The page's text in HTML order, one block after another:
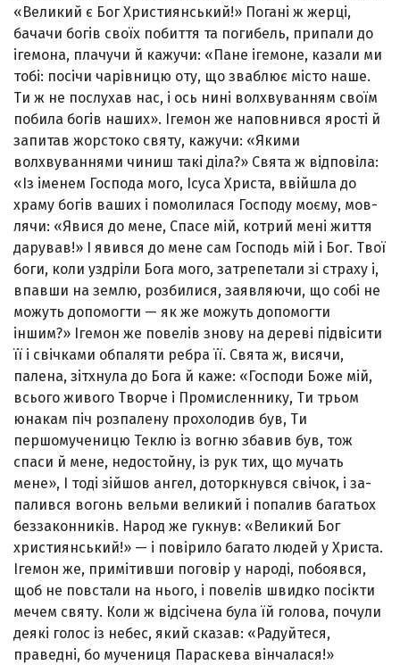
«Великий є Бог Християнський!» Погані ж жерці,
бачачи богів своїх по­биття та погибель, припали до
ігемона, плачучи й ка­жучи: «Пане ігемоне, казали ми
тобі: посічи чарівницю оту, що зваблює місто наше.
Ти ж не послухав нас, і ось нині волхвуванням своїм
побила богів наших». Ігемон же наповнився ярості й
запитав жорстоко святу, кажучи: «Якими
волхвуваннями чиниш такі діла?» Свята ж від­повіла:
«Із іменем Господа мого, Ісуса Христа, ввійшла до
храму богів ваших і помолилася Господу моєму, мов­
лячи: «Явися до мене, Спасе мій, котрий мені життя
дарував!» І явився до мене сам Господь мій і Бог. Твої
боги, коли уздріли Бога мого, затрепетали зі страху і,
впавши на землю, розбилися, заявляючи, що собі не
мо­жуть допомогти — як же можуть допомогти
іншим?» Ігемон же повелів знову на дереві підвісити
її і свічками обпаляти ребра її. Свята ж, висячи,
палена, зітхнула до Бога й каже: «Господи Боже мій,
всього живого Творче і Промисленнику, Ти трьом
юнакам піч розпалену про­холодив був, Ти
першомученицю Теклю із вогню збавив був, тож
спаси й мене, недостойну, із рук тих, що му­чать
мене», І тоді зійшов ангел, доторкнувся свічок, і за­
палився вогонь вельми великий і попалив багатьох
без­законників. Народ же гукнув: «Великий Бог
християн­ський!» — і повірило багато людей у Христа.
Ігемон же, примітивши поговір у народі, побоявся,
щоб не повстали на нього, і повелів швидко посікти
мечем святу. Коли ж відсічена була їй голова, почули
деякі голос із небес, який сказав: «Радуйтеся,
праведні, бо мучениця Параскева вінчалася!»